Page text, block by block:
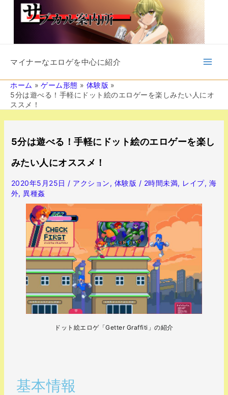
マイナーなエロゲを中心に紹介
ホーム ゲーム形態
体験版
5分は遊べる！手軽にドット絵のエロゲーを楽しみたい人にオ
ススメ！
5分は遊べる！手軽にドット絵のエロゲーを楽し
みたい人にオススメ！
2020年5月25日 / アクション, 体験版 / 2時間未満, レイプ, 海
外,異種姦
ドット絵エロゲ「Getter Graffiti」の紹介
基本情報
稿
ナ
ゲ
ー
シ
ン